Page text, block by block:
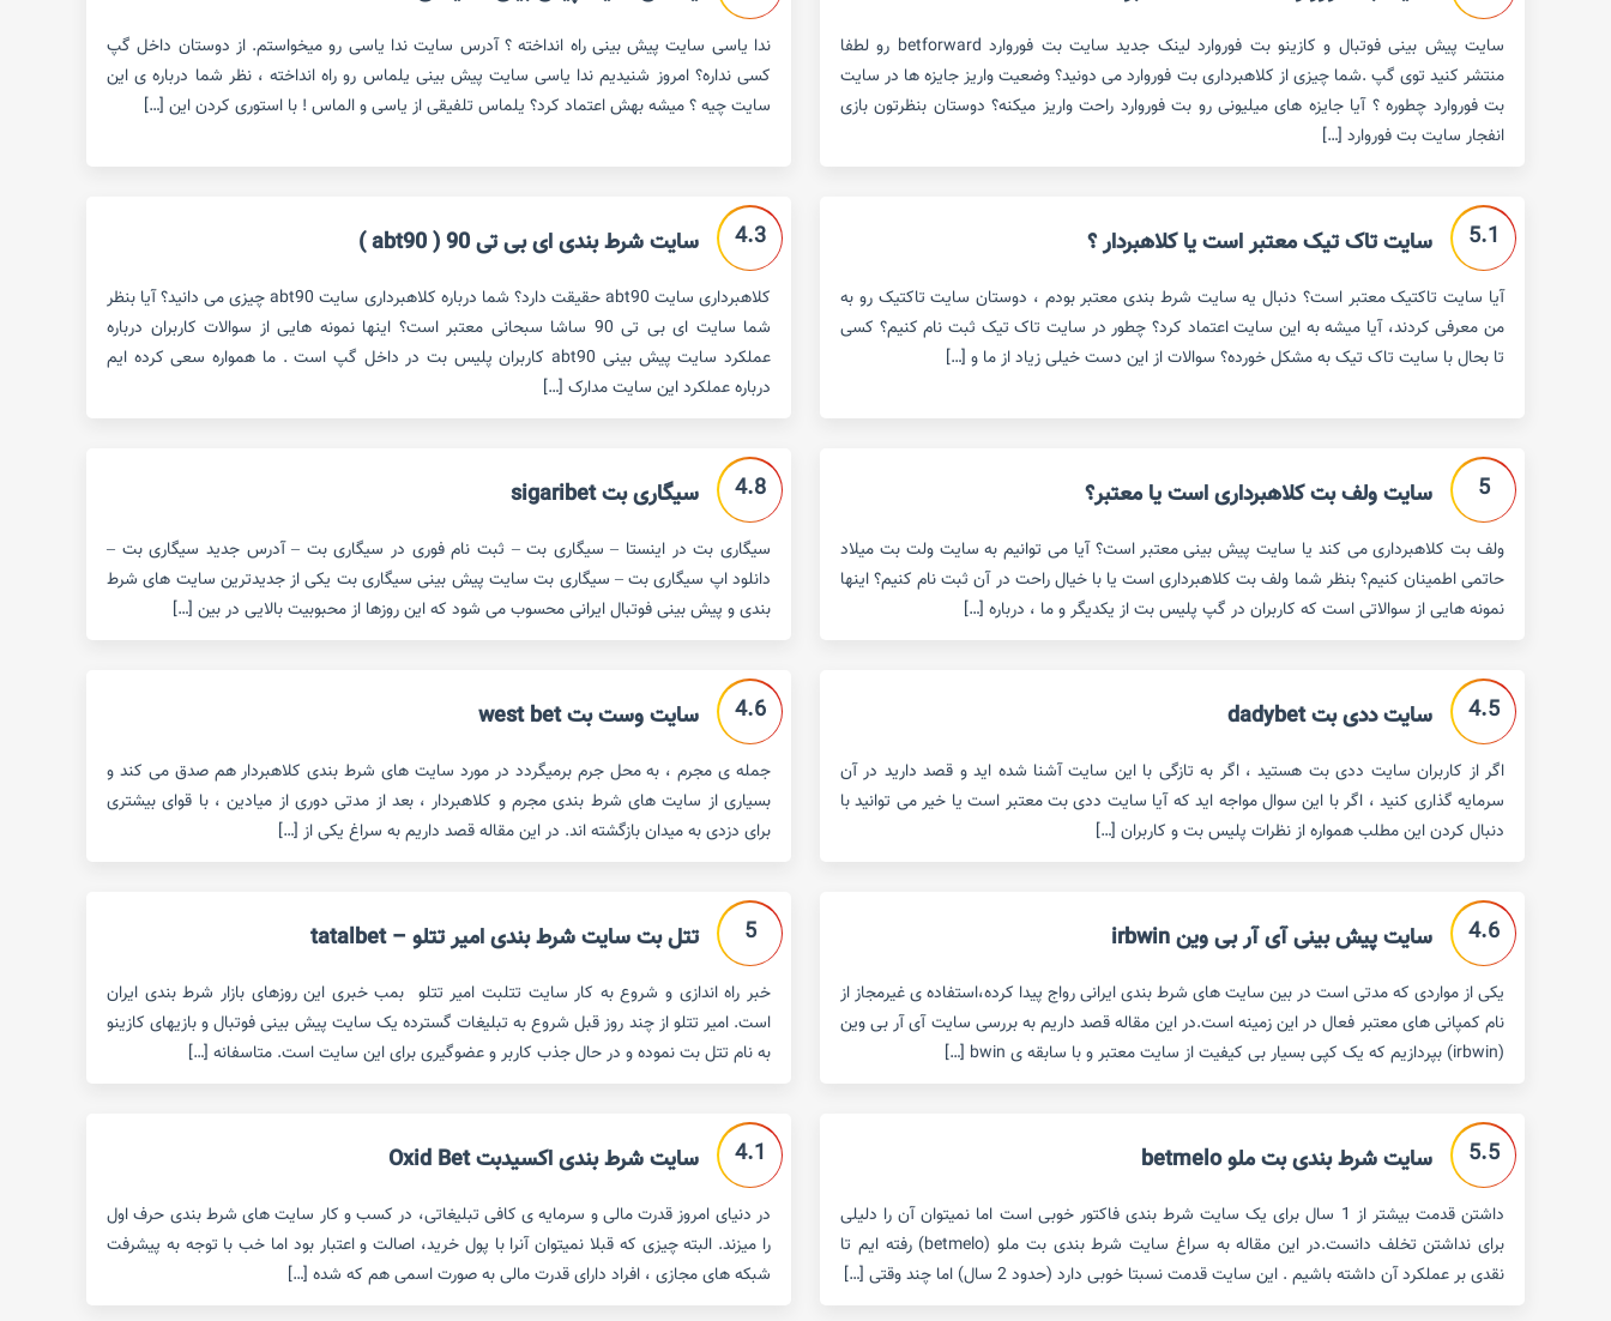
سایت پیش بینی فوتبال و کازینو بت فوروارد لینک جدید سایت بت فوروارد betforward رو لطفا
منتشر کنید توی گپ .شما چیزی از کلاهبرداری بت فوروارد می دونید؟ وضعیت واریز جایزه ها در سایت
بت فوروارد چطوره ؟ آیا جایزه های میلیونی رو بت فوروارد راحت واریز میکنه؟ دوستان بنظرتون بازی
انفجار سایت بت فوروارد […]
ندا یاسی سایت پیش بینی راه انداخته ؟ آدرس سایت ندا یاسی رو میخواستم. از دوستان داخل گپ
کسی نداره؟ امروز شنیدیم ندا یاسی سایت پیش بینی یلماس رو راه انداخته ، نظر شما درباره ی این
سایت چیه ؟ میشه بهش اعتماد کرد؟ یلماس تلفیقی از یاسی و الماس ! با استوری کردن این […]
5.1 سایت تاک تیک معتبر است یا کلاهبردار ؟
آیا سایت تاکتیک معتبر است؟ دنبال یه سایت شرط بندی معتبر بودم ، دوستان سایت تاکتیک رو به
من معرفی کردند، آیا میشه به این سایت اعتماد کرد؟ چطور در سایت تاک تیک ثبت نام کنیم؟ کسی
تا بحال با سایت تاک تیک به مشکل خورده؟ سوالات از این دست خیلی زیاد از ما و […]
4.3 سایت شرط بندی ای بی تی 90 ( abt90 )
کلاهبرداری سایت abt90 حقیقت دارد؟ شما درباره کلاهبرداری سایت abt90 چیزی می دانید؟ آیا بنظر
شما سایت ای بی تی 90 ساشا سبحانی معتبر است؟ اینها نمونه هایی از سوالات کاربران درباره
عملکرد سایت پیش بینی abt90 کاربران پلیس بت در داخل گپ است . ما همواره سعی کرده ایم
درباره عملکرد این سایت مدارک […]
5 سایت ولف بت کلاهبرداری است یا معتبر؟
ولف بت کلاهبرداری می کند یا سایت پیش بینی معتبر است؟ آیا می توانیم به سایت ولت بت میلاد
حاتمی اطمینان کنیم؟ بنظر شما ولف بت کلاهبرداری است یا با خیال راحت در آن ثبت نام کنیم؟ اینها
نمونه هایی از سوالاتی است که کاربران در گپ پلیس بت از یکدیگر و ما ، درباره […]
4.8 سیگاری بت sigaribet
سیگاری بت در اینستا – سیگاری بت – ثبت نام فوری در سیگاری بت – آدرس جدید سیگاری بت –
دانلود اپ سیگاری بت – سیگاری بت سایت پیش بینی سیگاری بت یکی از جدیدترین سایت های شرط
بندی و پیش بینی فوتبال ایرانی محسوب می شود که این روزها از محبوبیت بالایی در بین […]
4.5 سایت ددی بت dadybet
اگر از کاربران سایت ددی بت هستید ، اگر به تازگی با این سایت آشنا شده اید و قصد دارید در آن
سرمایه گذاری کنید ، اگر با این سوال مواجه اید که آیا سایت ددی بت معتبر است یا خیر می توانید با
دنبال کردن این مطلب همواره از نظرات پلیس بت و کاربران […]
4.6 سایت وست بت west bet
جمله ی مجرم ، به محل جرم برمیگردد در مورد سایت های شرط بندی کلاهبردار هم صدق می کند و
بسیاری از سایت های شرط بندی مجرم و کلاهبردار ، بعد از مدتی دوری از میادین ، با قوای بیشتری
برای دزدی به میدان بازگشته اند. در این مقاله قصد داریم به سراغ یکی از […]
4.6 سایت پیش بینی آی آر بی وین irbwin
یکی از مواردی که مدتی است در بین سایت های شرط بندی ایرانی رواج پیدا کرده،استفاده ی غیرمجاز از
نام کمپانی های معتبر فعال در این زمینه است.در این مقاله قصد داریم به بررسی سایت آی آر بی وین
(irbwin) بپردازیم که یک کپی بسیار بی کیفیت از سایت معتبر و با سابقه ی bwin […]
5 تتل بت سایت شرط بندی امیر تتلو – tatalbet
خبر راه اندازی و شروع به کار سایت تتلبت امیر تتلو بمب خبری این روزهای بازار شرط بندی ایران
است. امیر تتلو از چند روز قبل شروع به تبلیغات گسترده یک سایت پیش بینی فوتبال و بازیهای کازینو
به نام تتل بت نموده و در حال جذب کاربر و عضوگیری برای این سایت است. متاسفانه […]
5.5 سایت شرط بندی بت ملو betmelo
داشتن قدمت بیشتر از 1 سال برای یک سایت شرط بندی فاکتور خوبی است اما نمیتوان آن را دلیلی
برای نداشتن تخلف دانست.در این مقاله به سراغ سایت شرط بندی بت ملو (betmelo) رفته ایم تا
نقدی بر عملکرد آن داشته باشیم . این سایت قدمت نسبتا خوبی دارد (حدود 2 سال) اما چند وقتی […]
4.1 سایت شرط بندی اکسیدبت Oxid Bet
در دنیای امروز قدرت مالی و سرمایه ی کافی تبلیغاتی، در کسب و کار سایت های شرط بندی حرف اول
را میزند. البته چیزی که قبلا نمیتوان آنرا با پول خرید، اصالت و اعتبار بود اما خب با توجه به پیشرفت
شبکه های مجازی ، افراد دارای قدرت مالی به صورت اسمی هم که شده […]